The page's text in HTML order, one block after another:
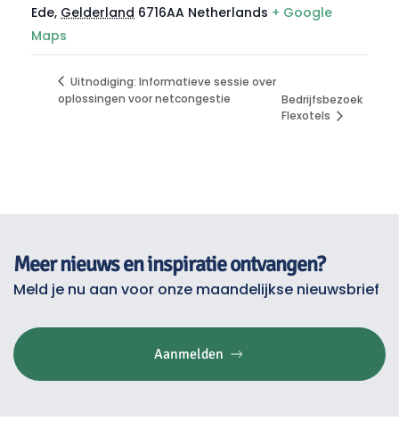
Ede, Gelderland 6716AA Netherlands + Google
Maps
Uitnodiging: Informatieve sessie over
oplossingen voor netcongestie
Bedrijfsbezoek
Flexotels
Meer nieuws en inspiratie ontvangen?
Meld je nu aan voor onze maandelijkse nieuwsbrief
Aanmelden